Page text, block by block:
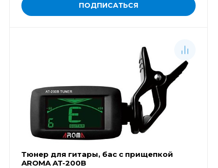
ПОДПИСАТЬСЯ
Тюнер для гитары, бас с прищепкой
AROMA AT-200B